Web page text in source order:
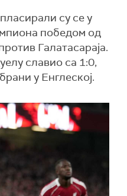
су се у
победом од
Галатасараја.
славио са 1:0,
у Енглеској.